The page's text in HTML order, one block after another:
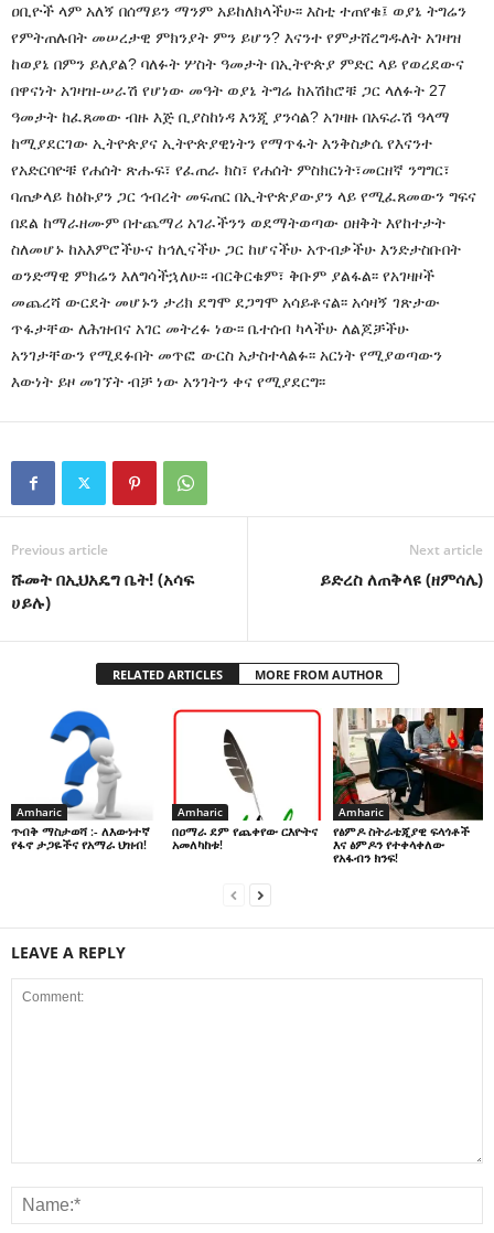
ዐቢዮች ላም አለኝ በሰማይን ማንም አይከለክላችሁ፡፡ እስቲ ተጠየቁ፤ ወያኔ ትግሬን
የምትጠሉበት መሠረታዊ ምክንያት ምን ይሆን? እናንተ የምታሸረግዱለት አገዛዝ
ከወያኔ በምን ይለያል? ባለፉት ሦስት ዓመታት በኢትዮጵያ ምድር ላይ የወረደውና
በዋናነት አገዛዝ-ሠራሽ የሆነው መዓት ወያኔ ትግሬ ከአሽከሮቹ ጋር ላለፉት 27
ዓመታት ከፈጸመው ብዙ እጅ ቢያስከነዳ እንጂ ያንሳል? አገዛዙ በአፍራሽ ዓላማ
ከሚያደርገው ኢትዮጵያና ኢትዮጵያዊነትን የማጥፋት እንቅስቃሴ የእናንተ
የአድርባዮቹ የሐሰት ጽሑፍ፣ የፈጠራ ክስ፣ የሐሰት ምስክርነት፣መርዘኛ ንግግር፣
ባጠቃላይ ከዕኩያን ጋር ኅብረት መፍጠር በኢትዮጵያውያን ላይ የሚፈጸመውን ግፍና
በደል ከማራዘሙም በተጨማሪ አገራችንን ወደማትወጣው ዐዘቅት እየከተታት
ስለመሆኑ ከአእምሮችሁና ከኅሊናችሁ ጋር ከሆናችሁ አጥብቃችሁ እንድታስቡበት
ወንድማዊ ምክሬን እለግሳችኋለሁ፡፡ ብርቅርቁም፣ ቅቡም ያልፋል፡፡ የአገዛዞች
መጨረሻ ውርደት መሆኑን ታሪክ ደግሞ ደጋግሞ አሳይቶናል፡፡ አሳዛኝ ገጽታው
ጥፋታቸው ለሕዝብና አገር መትረፉ ነው፡፡ ቤተሰብ ካላችሁ ለልጆቻችሁ
አንገታቸውን የሚደፉበት መጥፎ ውርስ አታስተላልፉ፡፡ አርነት የሚያወጣውን
እውነት ይዞ መገኘት ብቻ ነው አንገትን ቀና የሚያደርግ፡፡
Previous article
ሹመት በኢህአዴግ ቤት! (አሳፍ
ሀይሉ)
Next article
ይድረስ ለጠቅላዩ (ዘምሳሌ)
RELATED ARTICLES MORE FROM AUTHOR
Amharic
ጥብቅ ማስታወሻ :- ለእውነተኛ
የፋኖ ታጋዬችና የአማራ ህዝብ!
Amharic
በዐማራ ደም የጨቀየው ርእዮትና
አመለካከቱ!
Amharic
የፅምዶ ስትራቴጂያዊ ፍላጎቶች
እና ፅምዶን የተቀላቀለው
የአፋብን ክንፍ!
LEAVE A REPLY